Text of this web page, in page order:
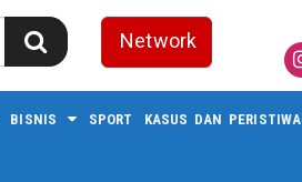
Network
BISNIS SPORT KASUS DAN PERISTIWA